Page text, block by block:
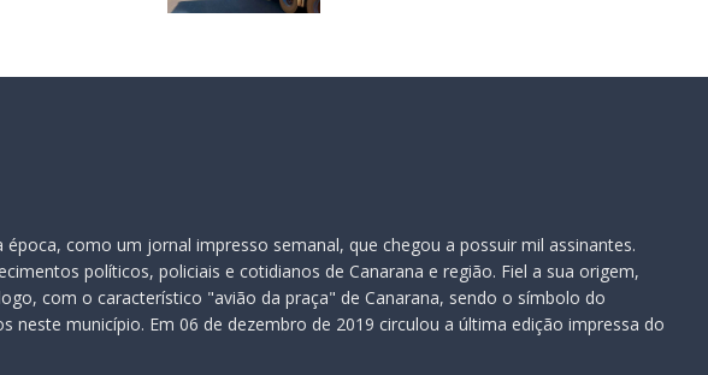
como um jornal impresso semanal, que chegou a possuir mil assinantes.
políticos, policiais e cotidianos de Canarana e região. Fiel a sua origem,
com o característico "avião da praça" de Canarana, sendo o símbolo do
município. Em 06 de dezembro de 2019 circulou a última edição impressa do